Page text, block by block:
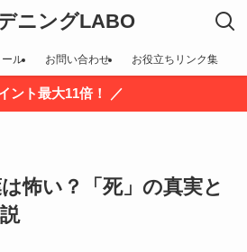
ニングLABO
ル お問い合わせ お役立ちリンク集
ント最大11倍！ ／
怖い？「死」の真実と